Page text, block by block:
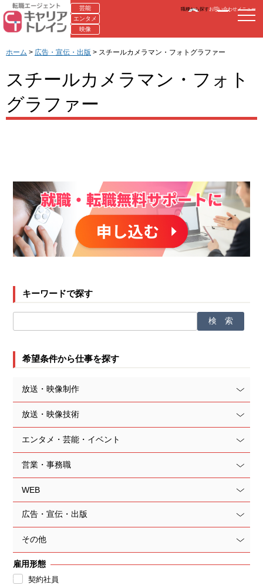
芸能
エンタメ
映像
職種から探すお問い合わせメニュー
ホーム > 広告・宣伝・出版 > スチールカメラマン・フォトグラファー
スチールカメラマン・フォト
グラファー
キーワードで探す
希望条件から仕事を探す
放送・映像制作
放送・映像技術
エンタメ・芸能・イベント
営業・事務職
WEB
広告・宣伝・出版
その他
雇用形態
契約社員